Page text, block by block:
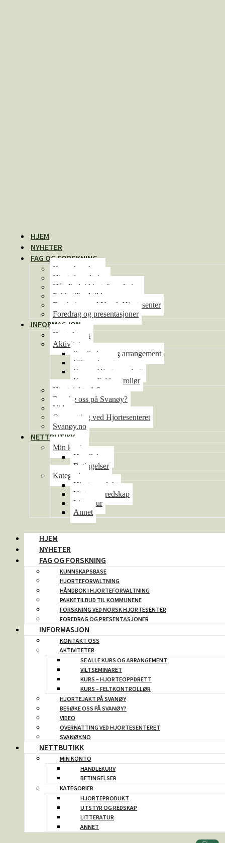
HJEM
NYHETER
FAG OG FORSKNING
Kunnskapsbase
Hjorteforvaltning
Håndbok i hjorteforvaltning
Pakketilbud til kommunene
Forskning ved Norsk Hjortesenter
Foredrag og presentasjoner
INFORMASJON
Kontakt oss
Aktiviteter
Se alle kurs og arrangement
Viltseminaret
Kurs – Hjorteoppdrett
Kurs – Feltkontrollør
Hjortejakt på Svanøy
Besøke oss på Svanøy?
Video
Overnatting ved Hjortesenteret
Svanøy.no
NETTBUTIKK
Min konto
Handlekurv
Betingelser
Kategorier
Hjorteprodukt
Utstyr og redskap
Litteratur
Annet
HJEM
NYHETER
FAG OG FORSKNING
KUNNSKAPSBASE
HJORTEFORVALTNING
HÅNDBOK I HJORTEFORVALTNING
PAKKETILBUD TIL KOMMUNENE
FORSKNING VED NORSK HJORTESENTER
FOREDRAG OG PRESENTASJONER
INFORMASJON
KONTAKT OSS
AKTIVITETER
SE ALLE KURS OG ARRANGEMENT
VILTSEMINARET
KURS – HJORTEOPPDRETT
KURS – FELTKONTROLLØR
HJORTEJAKT PÅ SVANØY
BESØKE OSS PÅ SVANØY?
VIDEO
OVERNATTING VED HJORTESENTERET
SVANØY.NO
NETTBUTIKK
MIN KONTO
HANDLEKURV
BETINGELSER
KATEGORIER
HJORTEPRODUKT
UTSTYR OG REDSKAP
LITTERATUR
ANNET